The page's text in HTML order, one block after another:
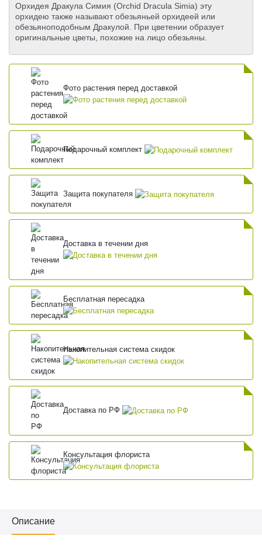
Орхидея Дракула Cимия (Orchid Dracula Simia) эту
орхидею также называют обезьяньей орхидеей или
обезьяноподобным Дракулой. При цветении образует
оригинальные цветы, похожие на лицо обезьяны.
Фото растения перед доставкой
Подарочный комплект
Защита покупателя
Доставка в течении дня
Бесплатная пересадка
Накопительная система скидок
Доставка по РФ
Консультация флориста
Описание